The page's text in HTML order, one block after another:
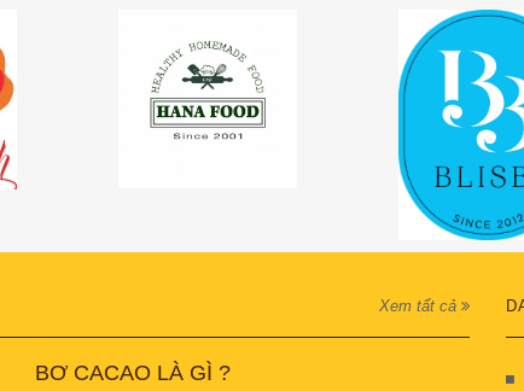
Xem tất cả
BƠ CACAO LÀ GÌ ?